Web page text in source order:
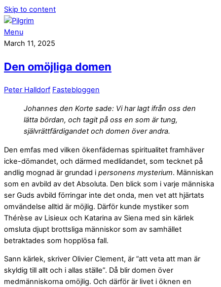
Skip to content
Menu
March 11, 2025
Den omöjliga domen
Peter Halldorf Fastebloggen
Johannes den Korte sade: Vi har lagt ifrån oss den
lätta bördan, och tagit på oss en som är tung,
självrättfärdigandet och domen över andra.
Den emfas med vilken ökenfädernas spiritualitet framhäver
icke-dömandet, och därmed medlidandet, som tecknet på
andlig mognad är grundad i personens mysterium. Människan
som en avbild av det Absoluta. Den blick som i varje människa
ser Guds avbild förringar inte det onda, men vet att hjärtats
omvändelse alltid är möjlig. Därför kunde mystiker som
Thérèse av Lisieux och Katarina av Siena med sin kärlek
omsluta djupt brottsliga människor som av samhället
betraktades som hopplösa fall.
Sann kärlek, skriver Olivier Clement, är ”att veta att man är
skyldig till allt och i allas ställe”. Då blir domen över
medmänniskorna omöjlig. Och därför är livet i öknen en